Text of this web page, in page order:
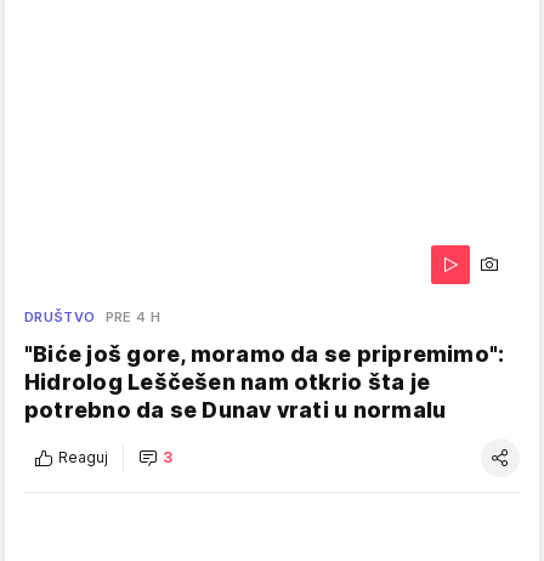
DRUŠTVO PRE 4 H
"Biće još gore, moramo da se pripremimo":
Hidrolog Leščešen nam otkrio šta je
potrebno da se Dunav vrati u normalu
Reaguj 3